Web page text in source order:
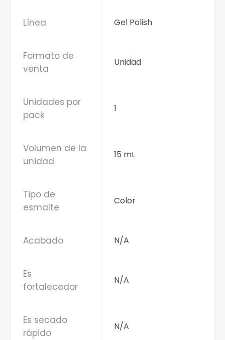
Línea Gel Polish
Formato de
venta
Unidad
Unidades por
pack
1
Volumen de la
unidad
15 mL
Tipo de
esmalte
Color
Acabado N/A
Es
fortalecedor
N/A
Es secado
rápido
N/A